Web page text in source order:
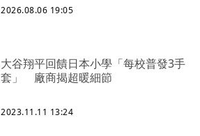
2026.08.06 19:05
大谷翔平回饋日本小學「每校普發3手
套」 廠商揭超暖細節
2023.11.11 13:24